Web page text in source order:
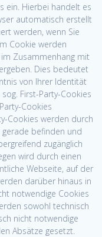
ein. Hierbei handelt es
automatisch erstellt
werden, wenn Sie
Cookie werden
Zusammenhang mit
Dies bedeutet
von Ihrer Identität
First-Party-Cookies
Cookies
Cookies werden durch
befinden und
zugänglich
wird durch einen
Webseite, auf der
darüber hinaus in
notwendige Cookies
sowohl technisch
nicht notwendige
Absätze gesetzt.